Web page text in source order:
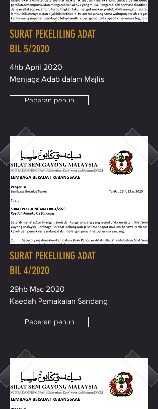
SURAT PEKELILING ADAT
BIL 5/2020
4hb April 2020
Menjaga Adab dalam Majlis
Paparan penuh
SURAT PEKELILING ADAT
BIL 4/2020
29hb Mac 2020
Kaedah Pemakaian Sandang
Paparan penuh